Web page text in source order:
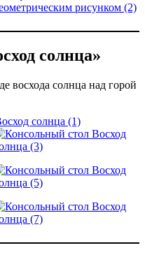
солнца»
восхода солнца над горой